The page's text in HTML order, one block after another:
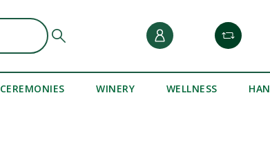
CEREMONIES WINERY WELLNESS